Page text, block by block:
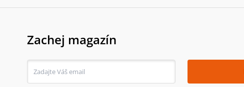
Zachej magazín